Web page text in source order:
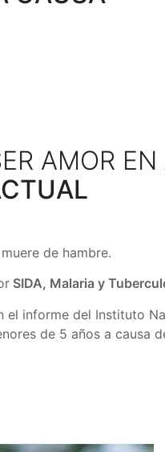
AMOR
de hambre.
SIDA, Malaria y
el informe del Instituto
de 5 años a causa